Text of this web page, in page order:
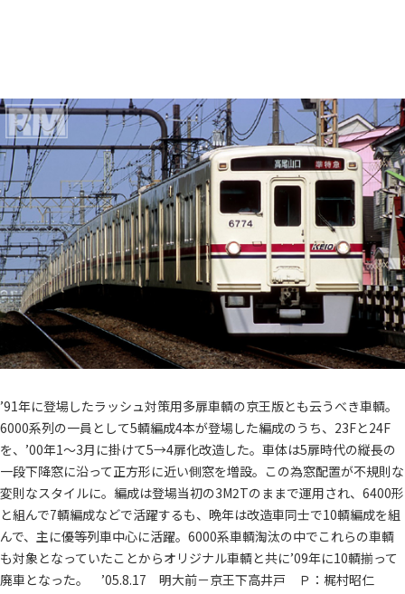
’91年に登場したラッシュ対策用多扉車輌の京王版とも云うべき車輌。
6000系列の一員として5輌編成4本が登場した編成のうち、23Fと24F
を、’00年1～3月に掛けて5→4扉化改造した。車体は5扉時代の縦長の
一段下降窓に沿って正方形に近い側窓を増設。この為窓配置が不規則な
変則なスタイルに。編成は登場当初の3M2Tのままで運用され、6400形
と組んで7輌編成などで活躍するも、晩年は改造車同士で10輌編成を組
んで、主に優等列車中心に活躍。6000系車輌淘汰の中でこれらの車輌
も対象となっていたことからオリジナル車輌と共に’09年に10輌揃って
廃車となった。 ’05.8.17 明大前－京王下高井戸 Ｐ：梶村昭仁